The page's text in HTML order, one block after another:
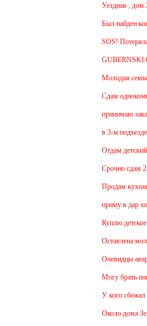
Уездная , дом
Был найден
SOS!
Молодая семья
Cдам
принимаю
в 3-м
Отдам детский
Срочно сдам 2-
Продам
приму в дар
Куплю детское
Оставлена
Очевидцы
Могу брать
У кого сбежал
Около дома